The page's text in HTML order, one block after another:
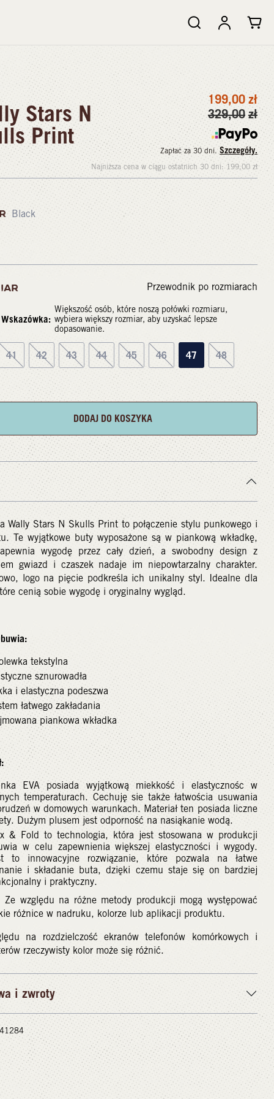
Stars N
Print
199,00 zł
329,00 zł
Zapłać za 30 dni. Szczegóły.
Najniższa cena w ciągu ostatnich 30 dni: 199,00 zł
Black
Przewodnik po rozmiarach
Wskazówka:
Większość osób, które noszą połówki rozmiaru,
wybiera większy rozmiar, aby uzyskać lepsze
dopasowanie.
41 42 43 44 45 46 47 48
DODAJ DO KOSZYKA
Wally Stars N Skulls Print to połączenie stylu punkowego i
Te wyjątkowe buty wyposażone są w piankową wkładkę,
wygodę przez cały dzień, a swobodny design z
gwiazd i czaszek nadaje im niepowtarzalny charakter.
logo na pięcie podkreśla ich unikalny styl. Idealne dla
cenią sobie wygodę i oryginalny wygląd.
tekstylna
sznurowadła
i elastyczna podeszwa
łatwego zakładania
piankowa wkładka
EVA posiada wyjątkową miekkość i elastycznośc w
temperaturach. Cechuję sie także łatwościa usuwania
w domowych warunkach. Materiał ten posiada liczne
Dużym plusem jest odporność na nasiąkanie wodą.
& Fold to technologia, która jest stosowana w produkcji
w celu zapewnienia większej elastyczności i wygody.
to innowacyjne rozwiązanie, które pozwala na łatwe
i składanie buta, dzięki czemu staje się on bardziej
i praktyczny.
Ze względu na różne metody produkcji mogą występować
różnice w nadruku, kolorze lub aplikacji produktu.
na rozdzielczość ekranów telefonów komórkowych i
rzeczywisty kolor może się różnić.
i zwroty